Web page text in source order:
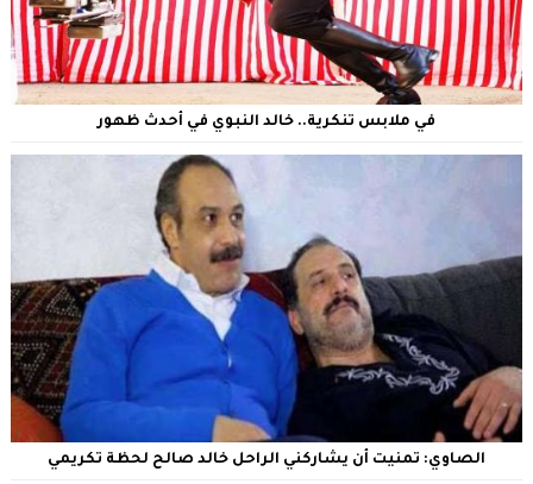
في ملابس تنكرية.. خالد النبوي في أحدث ظهور
الصاوي: تمنيت أن يشاركني الراحل خالد صالح لحظة تكريمي